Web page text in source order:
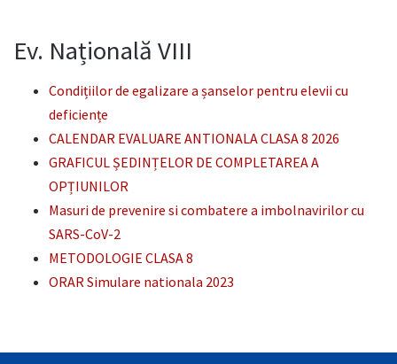
Ev. Națională VIII
Condițiilor de egalizare a șanselor pentru elevii cu
deficiențe
CALENDAR EVALUARE ANTIONALA CLASA 8 2026
GRAFICUL ȘEDINȚELOR DE COMPLETAREA A
OPȚIUNILOR
Masuri de prevenire si combatere a imbolnavirilor cu
SARS-CoV-2
METODOLOGIE CLASA 8
ORAR Simulare nationala 2023